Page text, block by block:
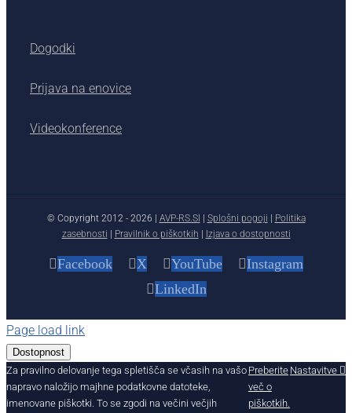
Dogodki
Prijava na enovice
Videokonference
© Copyright 2012 - 2026 | AVP-RS.SI Splošni pogoji
Politika
zasebnosti
Pravilnik o piškotkih Izjava o dostopnosti
Facebook X YouTube
Instagram
LinkedIn
Page load link
Dostopnost
Za pravilno delovanje tega spletišča se včasih na vašo
napravo naložijo majhne podatkovne datoteke,
imenovane piškotki. To se zgodi na večini večjih
Preberite
več o
piškotkih.
Nastavitve